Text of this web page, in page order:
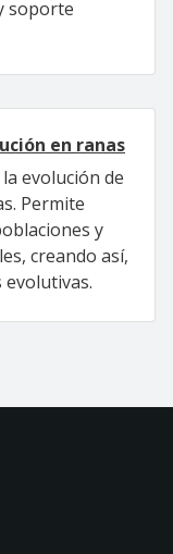
soporte
en ranas
evolución de
Permite
y
creando así,